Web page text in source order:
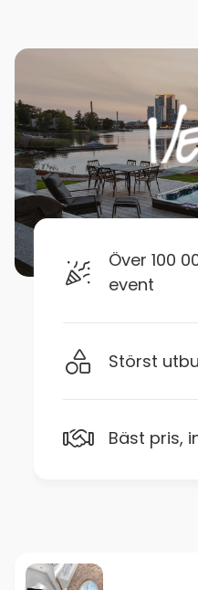
Över 100
event
Störst
Bäst pris,